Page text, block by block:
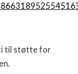
til støtte for